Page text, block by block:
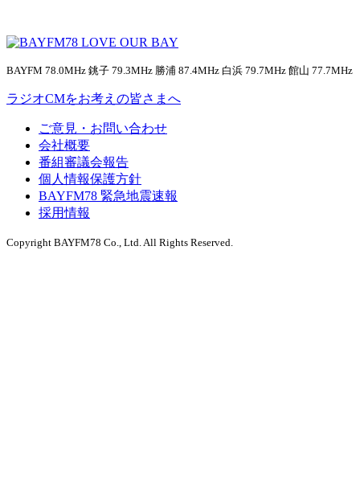
BAYFM 78.0MHz 銚子 79.3MHz 勝浦 87.4MHz 白浜 79.7MHz 館山 77.7MHz
ラジオCMをお考えの皆さまへ
ご意見・お問い合わせ
会社概要
番組審議会報告
個人情報保護方針
BAYFM78 緊急地震速報
採用情報
Copyright BAYFM78 Co., Ltd. All Rights Reserved.